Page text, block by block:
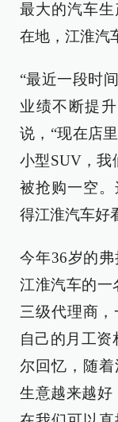
最大的汽车
在地，江淮汽
“最近一段时
业绩不断提
说，“现在店
小型SUV，我
被抢购一空
得江淮汽车好
今年36岁的
江淮汽车的一
三级代理商
自己的月工资
尔回忆，随着
生意越来越好